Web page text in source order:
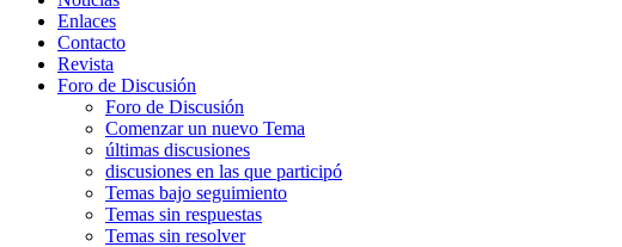
Enlaces
Contacto
Revista
Foro de Discusión
Foro de Discusión
Comenzar un nuevo Tema
últimas discusiones
discusiones en las que participó
Temas bajo seguimiento
Temas sin respuestas
Temas sin resolver